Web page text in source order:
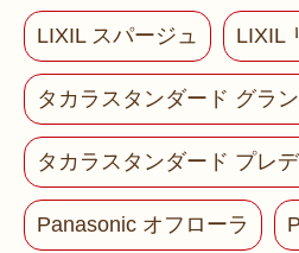
LIXIL スパージュ LIXIL
タカラスタンダード グラ
タカラスタンダード プレ
Panasonic オフローラ